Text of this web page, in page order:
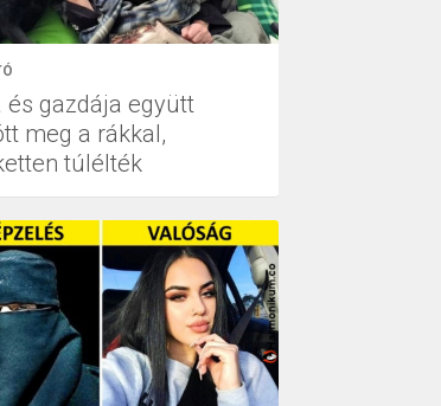
és gazdája együtt
meg a rákkal,
túlélték